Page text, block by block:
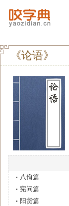
《论语》
八佾篇
宪问篇
阳货篇